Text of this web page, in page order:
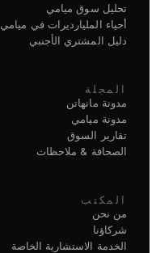
تحليل سوق ميامي
أحياء المليارديرات في ميامي
دليل المشتري الأجنبي
المجلة
مدونة مانهاتن
مدونة ميامي
تقارير السوق
الصحافة & ملاحظات
المكتب
من نحن
شركاؤنا
الخدمة الاستشارية الخاصة